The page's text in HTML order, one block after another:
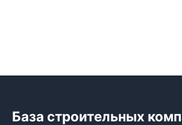
База строительных